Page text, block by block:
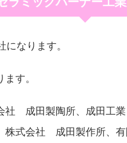
なります。
す。
社 成田製陶所、成田
式会社 成田製作所、